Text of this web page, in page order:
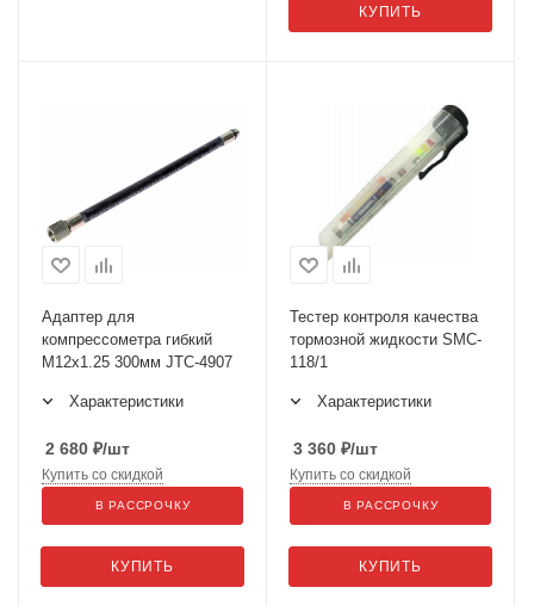
КУПИТЬ
Адаптер для
компрессометра гибкий
М12х1.25 300мм JTC-4907
Характеристики
2 680 ₽/шт
КУПИТЬ
Купить со скидкой
В РАССРОЧКУ
Тестер контроля качества
тормозной жидкости SMC-
118/1
Характеристики
3 360 ₽/шт
КУПИТЬ
Купить со скидкой
В РАССРОЧКУ